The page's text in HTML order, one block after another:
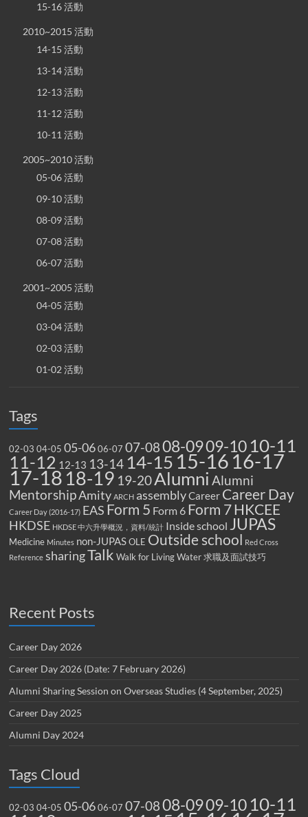
15-16 活動
2010~2015 活動
14-15 活動
13-14 活動
12-13 活動
11-12 活動
10-11 活動
2005~2010 活動
05-06 活動
09-10 活動
08-09 活動
07-08 活動
06-07 活動
2001~2005 活動
04-05 活動
03-04 活動
02-03 活動
01-02 活動
Tags
02-03 04-05 05-06 06-07 07-0808-0909-10 10-11
11-12 12-13 13-14 14-15 15-16 16-17
17-18 18-19 19-20Alumni Alumni
MentorshipAmity ARCH assemblyCareer Career Day
Career Day (2016-17) EAS Form 5 Form 6 Form 7HKCEE
HKDSE HKDSE 中六升學概況，資料/統計 Inside school JUPAS
Medicine Minutes non-JUPAS OLE Outside school
Red Cross
Reference sharingTalk Walk for Living Water 求職及面試技巧
Recent Posts
Career Day 2026
Career Day 2026 (Date: 7 February 2026)
Alumni Sharing Session on Overseas Studies (4 September, 2025)
Career Day 2025
Alumni Day 2024
Tags Cloud
02-03 04-05 05-06 06-07 07-0808-0909-10 10-11